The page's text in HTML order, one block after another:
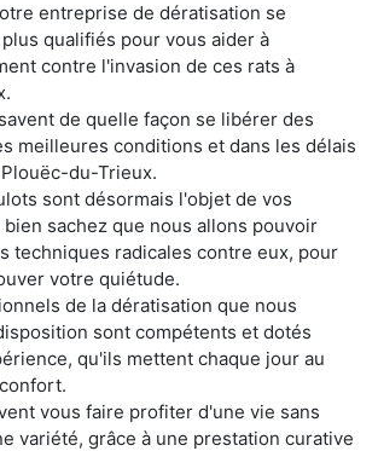
entreprise de dératisation se
qualifiés pour vous aider à
contre l'invasion de ces rats à
de quelle façon se libérer des
meilleures conditions et dans les délais
du-Trieux.
sont désormais l'objet de vos
bien sachez que nous allons pouvoir
techniques radicales contre eux, pour
votre quiétude.
de la dératisation que nous
sont compétents et dotés
qu'ils mettent chaque jour au
vous faire profiter d'une vie sans
variété, grâce à une prestation curative